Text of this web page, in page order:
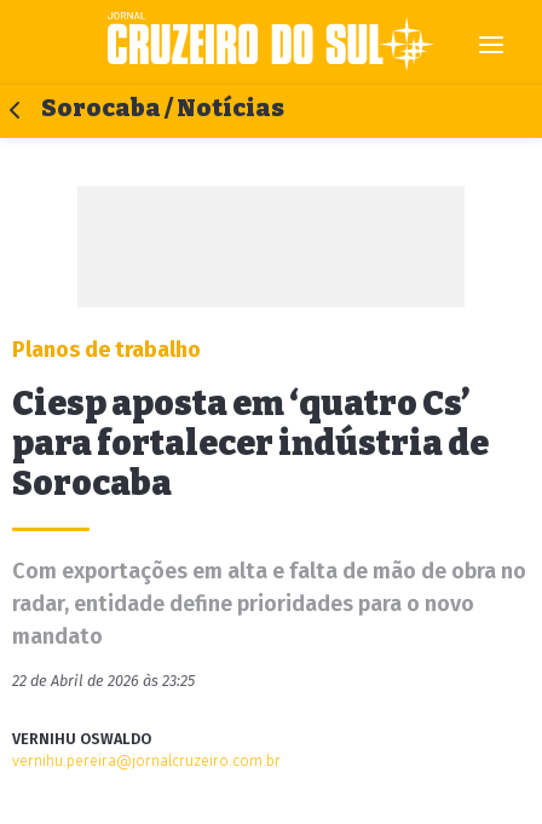
Sorocaba / Notícias
Planos de trabalho
Ciesp aposta em ‘quatro Cs’
para fortalecer indústria de
Sorocaba
Com exportações em alta e falta de mão de obra no
radar, entidade define prioridades para o novo
mandato
22 de Abril de 2026 às 23:25
VERNIHU OSWALDO
vernihu.pereira@jornalcruzeiro.com.br